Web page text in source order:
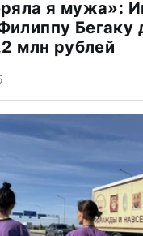
я мужа»:
млн рублей